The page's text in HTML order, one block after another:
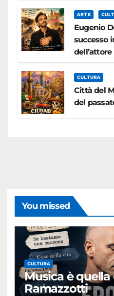
ARTE
Eugenio
successo
CULTURA
Città del
del
You missed
CULTURA
Musica è quella
Ramazzotti